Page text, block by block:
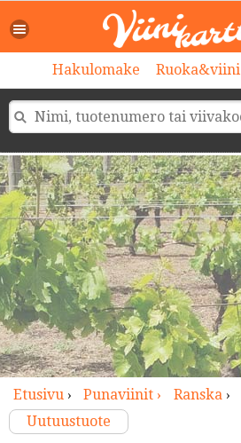
Hakulomake Ruoka&viini
Etusivu› Punaviinit › Ranska›
Uutuustuote